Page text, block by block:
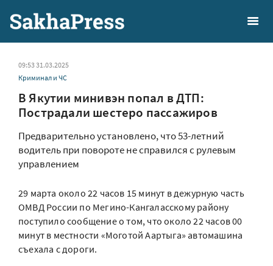
09:53 31.03.2025
Криминал и ЧС
В Якутии минивэн попал в ДТП:
Пострадали шестеро пассажиров
Предварительно установлено, что 53-летний
водитель при повороте не справился с рулевым
управлением
29 марта около 22 часов 15 минут в дежурную часть
ОМВД России по Мегино-Кангаласскому району
поступило сообщение о том, что около 22 часов 00
минут в местности «Моготой Аартыга» автомашина
съехала с дороги.